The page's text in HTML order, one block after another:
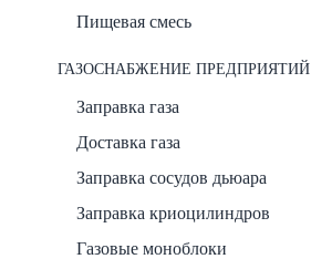
Пищевая смесь
ГАЗОСНАБЖЕНИЕ ПРЕДПРИЯТИЙ
Заправка газа
Доставка газа
Заправка сосудов дьюара
Заправка криоцилиндров
Газовые моноблоки